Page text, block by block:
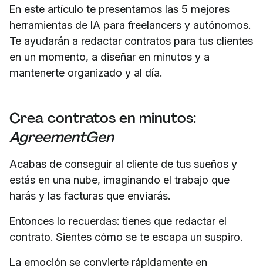
En este artículo te presentamos las 5 mejores
herramientas de IA para freelancers y autónomos.
Te ayudarán a redactar contratos para tus clientes
en un momento, a diseñar en minutos y a
mantenerte organizado y al día.
Crea contratos en minutos:
AgreementGen
Acabas de conseguir al cliente de tus sueños y
estás en una nube, imaginando el trabajo que
harás y las facturas que enviarás.
Entonces lo recuerdas: tienes que redactar el
contrato. Sientes cómo se te escapa un suspiro.
La emoción se convierte rápidamente en